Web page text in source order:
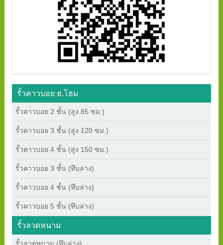
รั้วคาวบอย ฮ.โฮม
รั้วคาวบอย 2 ชั้น (สูง 85 ซม.)
รั้วคาวบอย 3 ชั้น (สูง 120 ซม.)
รั้วคาวบอย 4 ชั้น (สูง 150 ซม.)
รั้วคาวบอย 3 ชั้น (ทึบล่าง)
รั้วคาวบอย 4 ชั้น (ทึบล่าง)
รั้วคาวบอย 5 ชั้น (ทึบล่าง)
รั้วลวดหนาม